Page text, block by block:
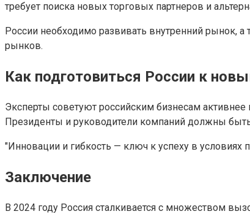
требует поиска новых торговых партнеров и
России необходимо развивать внутренний рынок,
рынков.
Как подготовиться России к
Эксперты советуют российским бизнесам
Президенты и руководители компаний должны
"Инновации и гибкость — ключ к успеху в
Заключение
В 2024 году Россия сталкивается с множеством